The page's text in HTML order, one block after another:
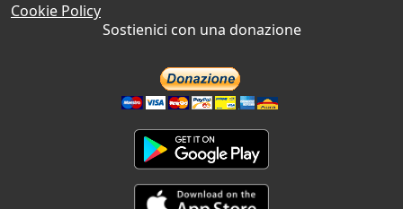
Cookie Policy
Sostienici con una donazione